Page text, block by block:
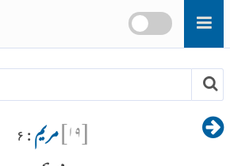
Skip to main content
[۱۹]مریم : ۶